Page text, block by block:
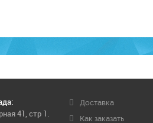
41, стр 1.
Доставка
Как заказать